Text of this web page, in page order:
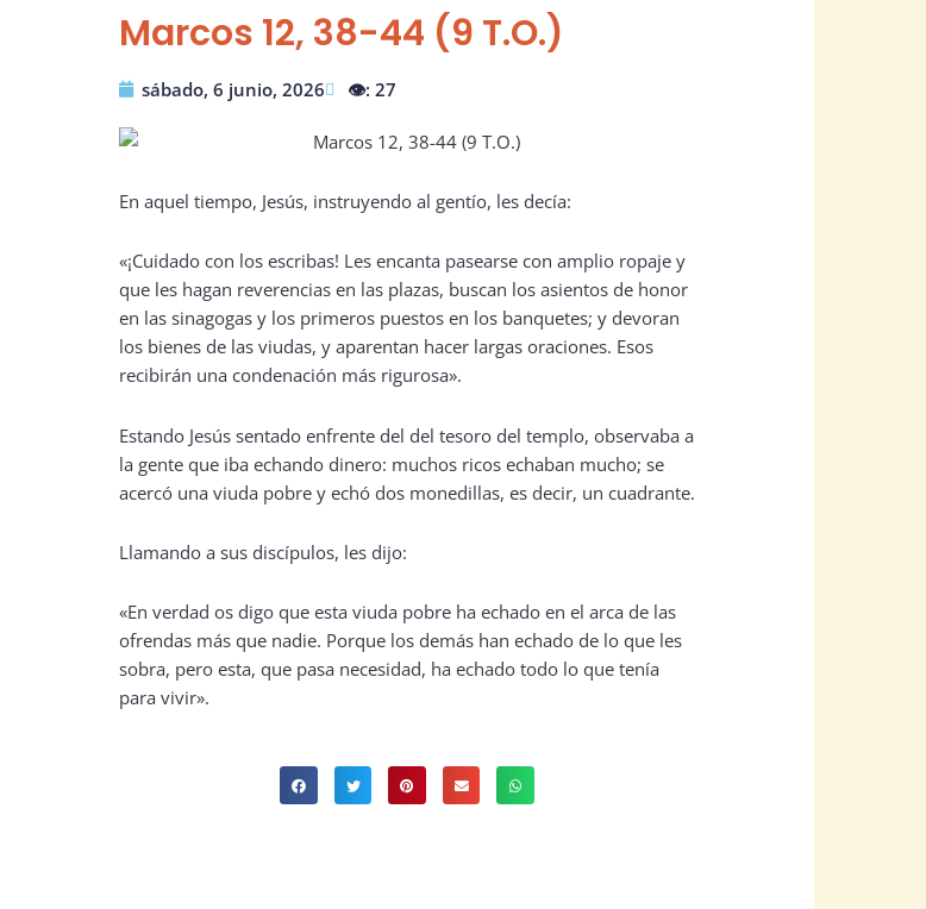
Marcos 12, 38-44 (9 T.O.)
sábado, 6 junio, 2026 👁️: 27
En aquel tiempo, Jesús, instruyendo al gentío, les decía:
«¡Cuidado con los escribas! Les encanta pasearse con amplio ropaje y
que les hagan reverencias en las plazas, buscan los asientos de honor
en las sinagogas y los primeros puestos en los banquetes; y devoran
los bienes de las viudas, y aparentan hacer largas oraciones. Esos
recibirán una condenación más rigurosa».
Estando Jesús sentado enfrente del del tesoro del templo, observaba a
la gente que iba echando dinero: muchos ricos echaban mucho; se
acercó una viuda pobre y echó dos monedillas, es decir, un cuadrante.
Llamando a sus discípulos, les dijo:
«En verdad os digo que esta viuda pobre ha echado en el arca de las
ofrendas más que nadie. Porque los demás han echado de lo que les
sobra, pero esta, que pasa necesidad, ha echado todo lo que tenía
para vivir».